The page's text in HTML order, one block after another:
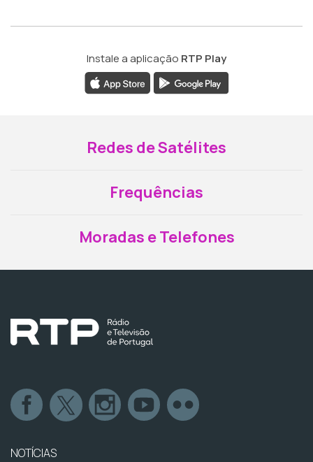
Instale a aplicação RTP Play
Redes de Satélites
Frequências
Moradas e Telefones
NOTÍCIAS